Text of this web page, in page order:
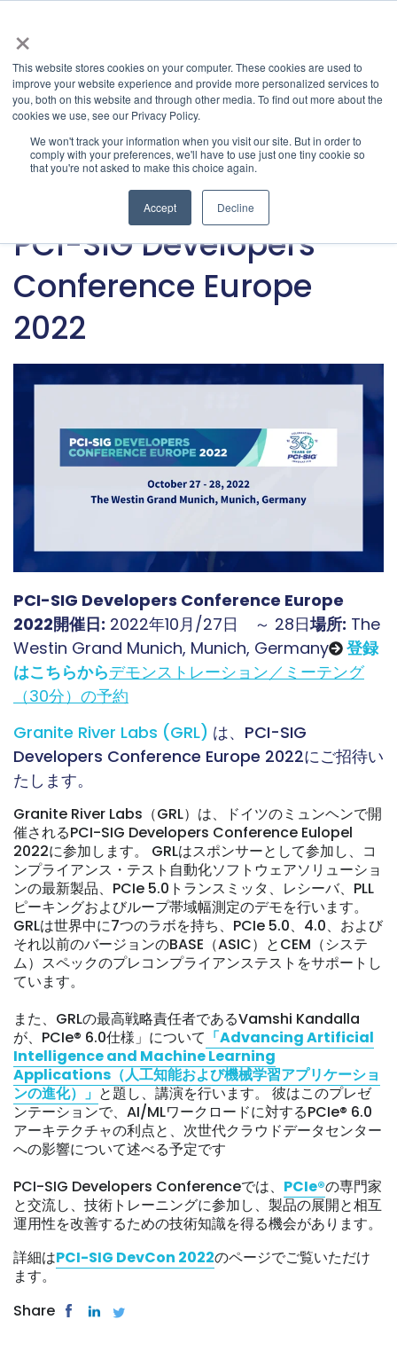
×
This website stores cookies on your computer. These cookies are used to
improve your website experience and provide more personalized services to
you, both on this website and through other media. To find out more about the
cookies we use, see our Privacy Policy.
We won't track your information when you visit our site. But in order to
comply with your preferences, we'll have to use just one tiny cookie so
that you're not asked to make this choice again.
Accept Decline
Latest & Past Events | Granite River Labs» Latest
Articles
Categories
GRL Team
PCI-SIG Developers
Conference Europe
2022
PCI-SIG Developers Conference Europe
2022開催日: 2022年10月/27日 ～ 28日場所: The
Westin Grand Munich, Munich, Germany
登録
はこちらからデモンストレーション／ミーテング
（30分）の予約
Granite River Labs (GRL) は、PCI-SIG
Developers Conference Europe 2022にご招待い
たします。
Granite River Labs（GRL）は、ドイツのミュンヘンで開
催されるPCI-SIG Developers Conference Eulopel
2022に参加します。 GRLはスポンサーとして参加し、コ
ンプライアンス・テスト自動化ソフトウェアソリューショ
ンの最新製品、PCIe 5.0トランスミッタ、レシーバ、PLL
ピーキングおよびループ帯域幅測定のデモを行います。
GRLは世界中に7つのラボを持ち、PCIe 5.0、4.0、および
それ以前のバージョンのBASE（ASIC）とCEM（システ
ム）スペックのプレコンプライアンステストをサポートし
ています。
また、GRLの最高戦略責任者であるVamshi Kandalla
が、PCIe® 6.0仕様」について 「Advancing Artificial
Intelligence and Machine Learning
Applications（人工知能および機械学習アプリケーショ
ンの進化）」と題し、講演を行います。 彼はこのプレゼ
ンテーションで、AI/MLワークロードに対するPCIe® 6.0
アーキテクチャの利点と、次世代クラウドデータセンター
への影響について述べる予定です
PCI-SIG Developers Conferenceでは、 PCIe®の専門家
と交流し、技術トレーニングに参加し、製品の展開と相互
運用性を改善するための技術知識を得る機会があります。
詳細はPCI-SIG DevCon 2022のページでご覧いただけ
ます。
Share